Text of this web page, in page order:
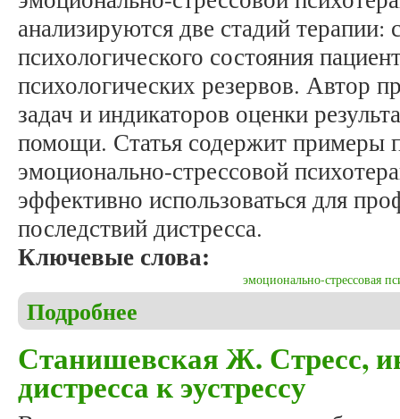
анализируются две стадий терапии:
психологического состояния
психологических резервов. Автор
задач и индикаторов оценки
помощи. Статья содержит примеры
эмоционально-стрессовой
эффективно использоваться для
последствий дистресса.
Ключевые слова:
эмоционально-стрессовая
Подробнее
Станишевская Ж. Стресс,
дистресса к эустрессу